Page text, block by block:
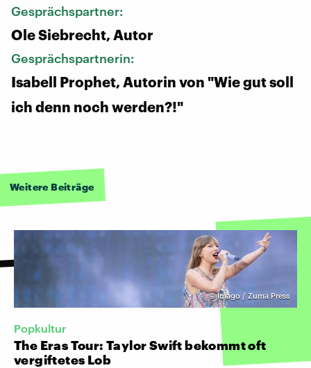
Gesprächspartner:
Ole Siebrecht, Autor
Gesprächspartnerin:
Isabell Prophet, Autorin von "Wie gut soll
ich denn noch werden?!"
Weitere Beiträge
©Imago / Zuma Press
Popkultur
The Eras Tour: Taylor Swift bekommt oft
vergiftetes Lob